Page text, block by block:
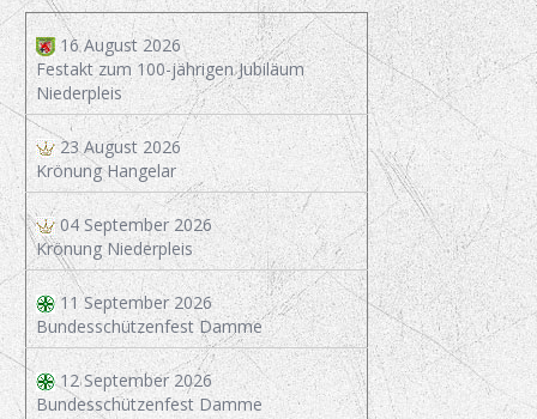
16 August 2026
Festakt zum 100-jährigen Jubiläum
Niederpleis
23 August 2026
Krönung Hangelar
04 September 2026
Krönung Niederpleis
11 September 2026
Bundesschützenfest Damme
12 September 2026
Bundesschützenfest Damme